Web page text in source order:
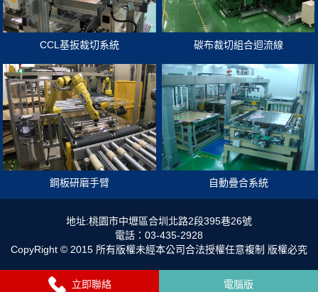
CCL基扳裁切系統 碳布裁切組合迴流線
鋼板研磨手臂 自動疊合系統
地址:桃園市中壢區合圳北路2段395巷26號
電話：03-435-2928
CopyRight © 2015 所有版權未經本公司合法授權任意複制 版權必究
立即聯絡 電腦版